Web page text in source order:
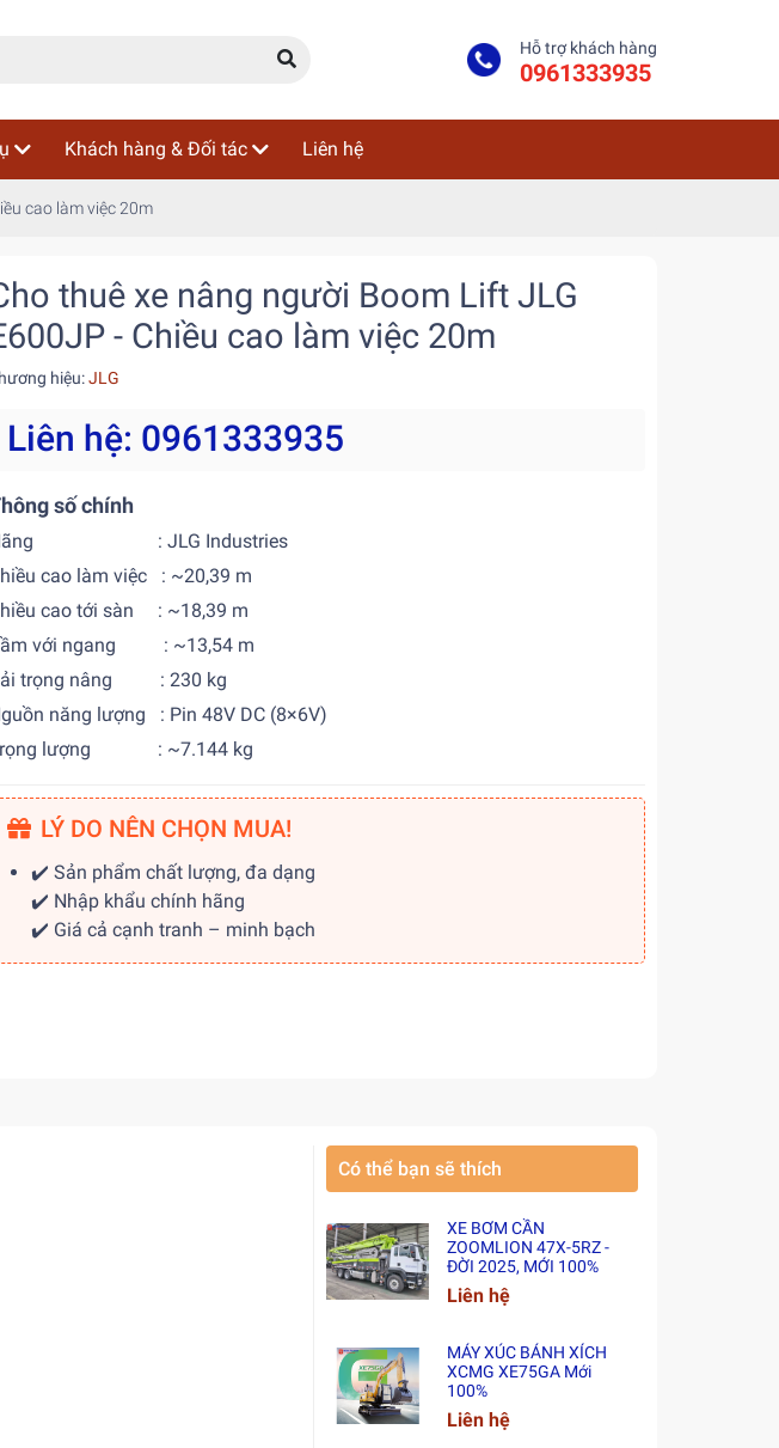
Hỗ trợ khách hàng
0961333935
Khách hàng & Đối tác Liên hệ
cao làm việc 20m
thuê xe nâng người Boom Lift JLG
- Chiều cao làm việc 20m
hiệu:JLG
Liên hệ: 0961333935
số chính
: JLG Industries
cao làm việc : ~20,39 m
cao tới sàn : ~18,39 m
với ngang : ~13,54 m
trọng nâng : 230 kg
năng lượng : Pin 48V DC (8×6V)
lượng : ~7.144 kg
LÝ DO NÊN CHỌN MUA!
✔️ Sản phẩm chất lượng, đa dạng
✔️ Nhập khẩu chính hãng
✔️ Giá cả cạnh tranh – minh bạch
Có thể bạn sẽ thích
XE BƠM CẦN
ZOOMLION 47X-5RZ -
ĐỜI 2025, MỚI 100%
Liên hệ
MÁY XÚC BÁNH XÍCH
XCMG XE75GA Mới
100%
Liên hệ